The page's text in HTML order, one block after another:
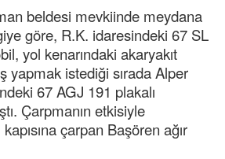
beldesi mevkiinde meydana
göre, R.K. idaresindeki 67 SL
yol kenarındaki akaryakıt
yapmak istediği sırada Alper
67 AGJ 191 plakalı
Çarpmanın etkisiyle
çarpan Başören ağır